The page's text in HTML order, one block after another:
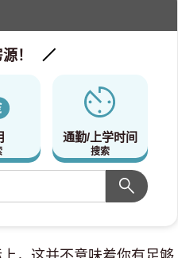
！
通勤/上学时间
搜索